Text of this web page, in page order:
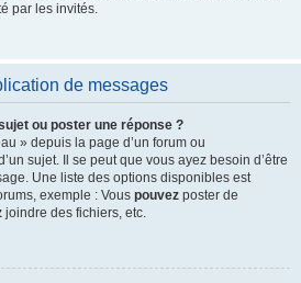
par les invités.
de messages
ou poster une réponse ?
» depuis la page d’un forum ou
sujet. Il se peut que vous ayez besoin d’être
Une liste des options disponibles est
exemple : Vous pouvez poster de
joindre des fichiers, etc.